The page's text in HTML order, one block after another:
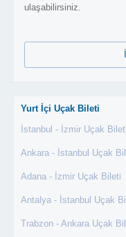
ulaşabilirsiniz.
Yurt İçi Uçak Bileti
İstanbul - İzmir Uçak Bileti
Ankara - İstanbul Uçak
Adana - İzmir Uçak Bileti
Antalya - İstanbul Uçak
Trabzon - Ankara Uçak